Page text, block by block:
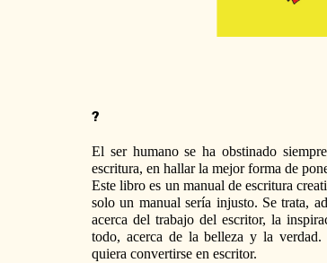
?
El ser humano se ha obstinado
escritura, en hallar la mejor forma de
Este libro es un manual de escritura
solo un manual sería injusto. Se trata,
acerca del trabajo del escritor, la
todo, acerca de la belleza y la verdad.
quiera convertirse en escritor.